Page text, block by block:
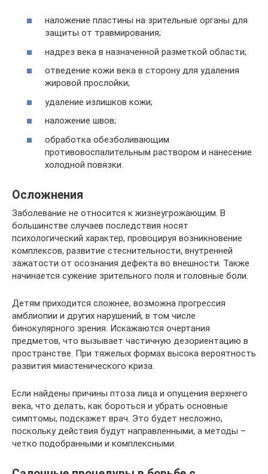
наложение пластины на зрительные органы для
защиты от травмирования;
надрез века в назначенной разметкой области;
отведение кожи века в сторону для удаления
жировой прослойки;
удаление излишков кожи;
наложение швов;
обработка обезболивающим
противовоспалительным раствором и нанесение
холодной повязки.
Осложнения
Заболевание не относится к жизнеугрожающим. В
большинстве случаев последствия носят
психологический характер, провоцируя возникновение
комплексов, развитие стеснительности, внутренней
зажатости от осознания дефекта во внешности. Также
начинается сужение зрительного поля и головные боли.
Детям приходится сложнее, возможна прогрессия
амблиопии и других нарушений, в том числе
бинокулярного зрения. Искажаются очертания
предметов, что вызывает частичную дезориентацию в
пространстве. При тяжелых формах высока вероятность
развития миастенического криза.
Если найдены причины птоза лица и опущения верхнего
века, что делать, как бороться и убрать основные
симптомы, подскажет врач. Это будет несложно,
поскольку действия будут направленными, а методы –
четко подобранными и комплексными.